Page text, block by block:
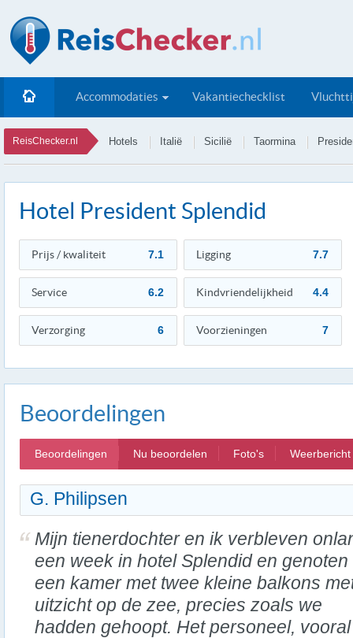
Accommodaties Vakantiechecklist
ReisChecker.nl Hotels Italië Sicilië Taormina
Hotel President Splendid
Prijs / kwaliteit 7.1 Ligging 7.7
Service 6.2 Kindvriendelijkheid 4.4
Verzorging 6 Voorzieningen 7
Beoordelingen
Beoordelingen Nu beoordelen Foto's Weerbericht
G. Philipsen
Mijn tienerdochter en ik verbleven
een week in hotel Splendid en genoten
een kamer met twee kleine balkons
uitzicht op de zee, precies zoals we
hadden gehoopt. Het personeel,